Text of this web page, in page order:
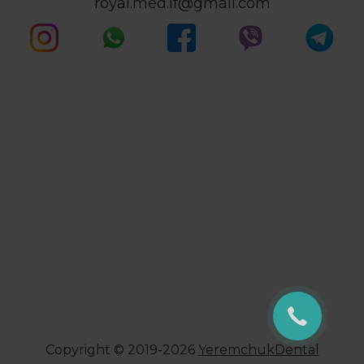
Copyright © 2019-2026 YeremchukDental